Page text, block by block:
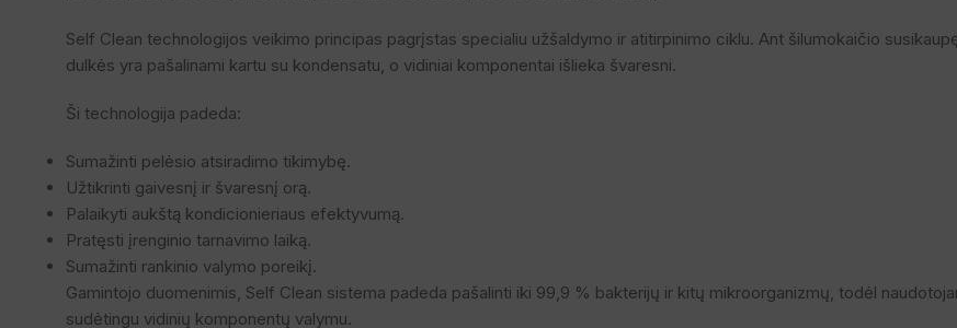
Self Clean technologijos veikimo principas pagrįstas specialiu užšaldymo ir atitirpinimo ciklu. Ant šilumokaičio
dulkės yra pašalinami kartu su kondensatu, o vidiniai komponentai išlieka švaresni.
Ši technologija padeda:
Sumažinti pelėsio atsiradimo tikimybę.
Užtikrinti gaivesnį ir švaresnį orą.
Palaikyti aukštą kondicionieriaus efektyvumą.
Pratęsti įrenginio tarnavimo laiką.
Sumažinti rankinio valymo poreikį.
Gamintojo duomenimis, Self Clean sistema padeda pašalinti iki 99,9 % bakterijų ir kitų mikroorganizmų, todėl
sudėtingu vidinių komponentų valymu.